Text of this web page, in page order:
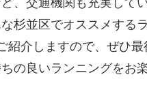
杉並区でオススメする
紹介しますので、ぜひ
の良いランニングをお